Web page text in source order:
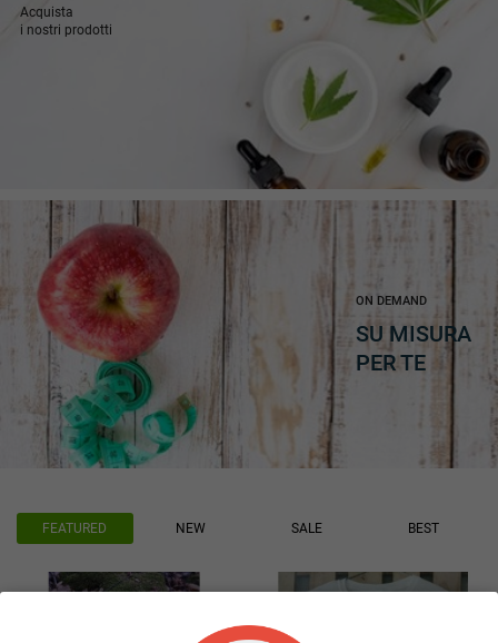
Acquista
i nostri prodotti
ON DEMAND
SU MISURA
PER TE
FEATURED NEW SALE BEST